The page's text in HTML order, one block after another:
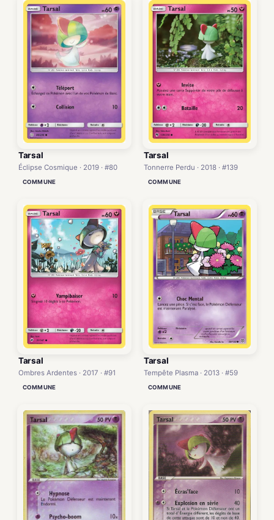
Tarsal
Éclipse Cosmique · 2019 · #80
COMMUNE
Tarsal
Tonnerre Perdu · 2018 · #139
COMMUNE
Tarsal
Ombres Ardentes · 2017 · #91
COMMUNE
Tarsal
Tempête Plasma · 2013 · #59
COMMUNE